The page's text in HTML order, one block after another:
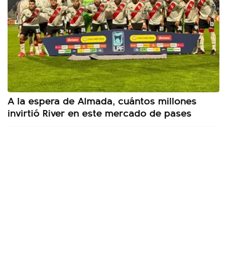
A la espera de Almada, cuántos millones
invirtió River en este mercado de pases